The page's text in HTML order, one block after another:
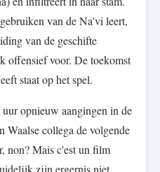
van de Na'vi leert,
van de geschifte
offensief voor. De toekomst
staat op het spel.
opnieuw aangingen in de
Waalse collega de volgende
non? Mais c'est un film